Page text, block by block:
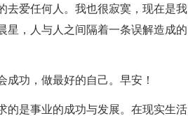
去爱任何人。我也很寂寞，现在是我
星，人与人之间隔着一条误解造成的
功，做最好的自己。早安！
的是事业的成功与发展。在现实生活